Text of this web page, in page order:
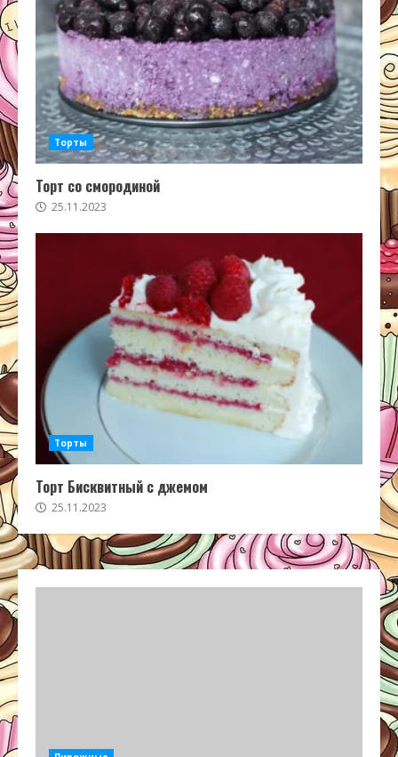
Торты
Торт со смородиной
25.11.2023
Торты
Торт Бисквитный с джемом
25.11.2023